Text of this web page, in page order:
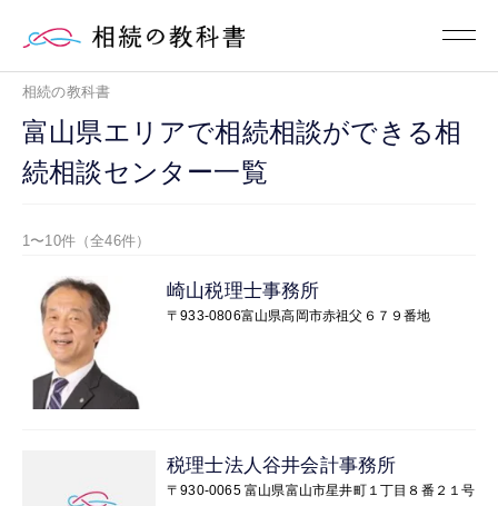
相続の教科書
富山県エリアで相続相談ができる相
続相談センター一覧
1〜10件（全46件）
崎山税理士事務所
〒933-0806富山県高岡市赤祖父６７９番地
税理士法人谷井会計事務所
〒930-0065 富山県富山市星井町１丁目８番２１号